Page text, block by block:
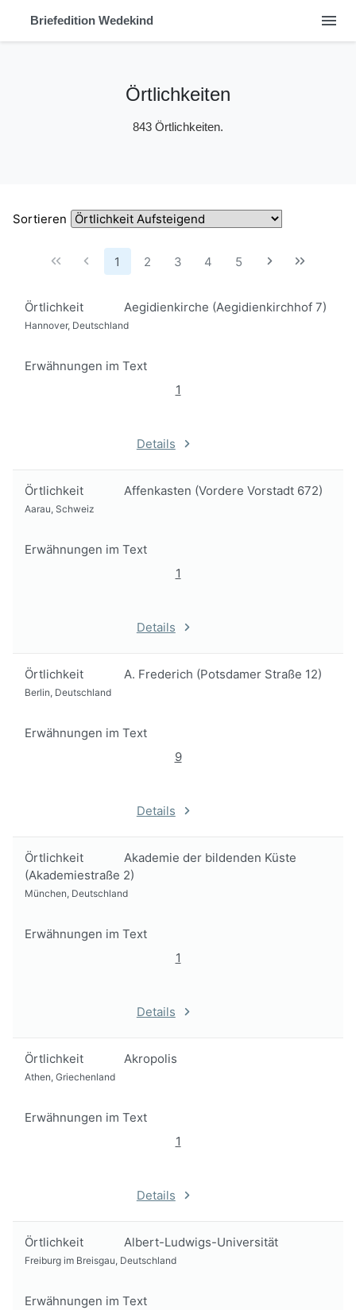
Briefedition Wedekind menu
Örtlichkeiten
843 Örtlichkeiten.
Sortieren
1 2 3 4 5
Örtlichkeit Aegidienkirche (Aegidienkirchhof 7)
Hannover, Deutschland
Erwähnungen im Text
1
Details
Örtlichkeit Affenkasten (Vordere Vorstadt 672)
Aarau, Schweiz
Erwähnungen im Text
1
Details
Örtlichkeit A. Frederich (Potsdamer Straße 12)
Berlin, Deutschland
Erwähnungen im Text
9
Details
Örtlichkeit
Akademie der bildenden Küste
(Akademiestraße 2)
München, Deutschland
Erwähnungen im Text
1
Details
Örtlichkeit Akropolis
Athen, Griechenland
Erwähnungen im Text
1
Details
Örtlichkeit Albert-Ludwigs-Universität
Freiburg im Breisgau, Deutschland
Erwähnungen im Text